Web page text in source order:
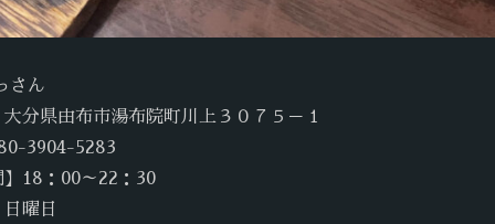
さん
分県由布市湯布院町川上３０７５－１
3904-5283
】18：00～22：30
曜日